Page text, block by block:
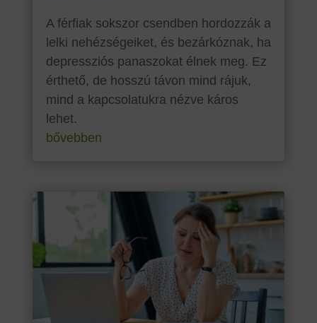
A férfiak sokszor csendben hordozzák a
lelki nehézségeiket, és bezárkóznak, ha
depressziós panaszokat élnek meg. Ez
érthető, de hosszú távon mind rájuk,
mind a kapcsolatukra nézve káros
lehet.
bővebben